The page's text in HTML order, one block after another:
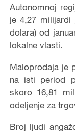
Autonomnoj
je 4,27 milijardi
dolara) od
lokalne vlasti.
Maloprodaja je
na isti period
skoro 16,81
odeljenje za
Broj ljudi